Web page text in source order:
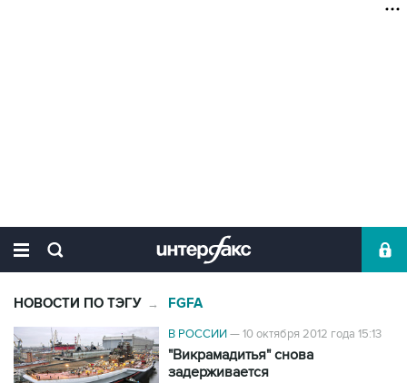
НОВОСТИ ПО ТЭГУ → FGFA
В РОССИИ—10 октября 2012 года 15:13
"Викрамадитья" снова
задерживается